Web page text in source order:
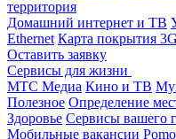
территория
Домашний интернет и ТВ
Ethernet Карта покрытия
Оставить заявку
Сервисы для жизни
МТС Медиа Кино и ТВ
Полезное Определение
Здоровье Сервисы вашего
Мобильные вакансии